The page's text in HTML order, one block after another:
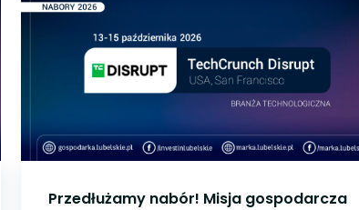
Przedłużamy nabór! Misja gospodarcza